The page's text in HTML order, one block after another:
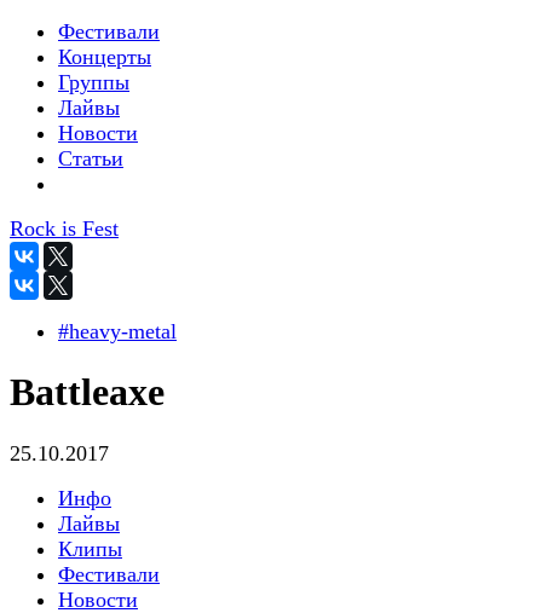
Фестивали
Концерты
Группы
Лайвы
Новости
Статьи
Rock is Fest
#heavy-metal
Battleaxe
25.10.2017
Инфо
Лайвы
Клипы
Фестивали
Новости